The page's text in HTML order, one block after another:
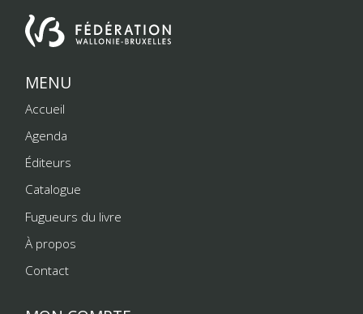
MENU
Accueil
Agenda
Éditeurs
Catalogue
Fugueurs du livre
À propos
Contact